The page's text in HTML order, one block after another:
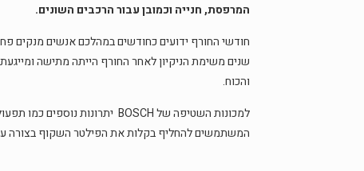
המרפסת, חנייה וכמובן עבור הרכבים השונים.
חודשי החורף ידועים כחודשים במהלכם אנשים מנקים
והכוח.
המשתמשים להחליף בקלות את הפילטר השקוף בצורה